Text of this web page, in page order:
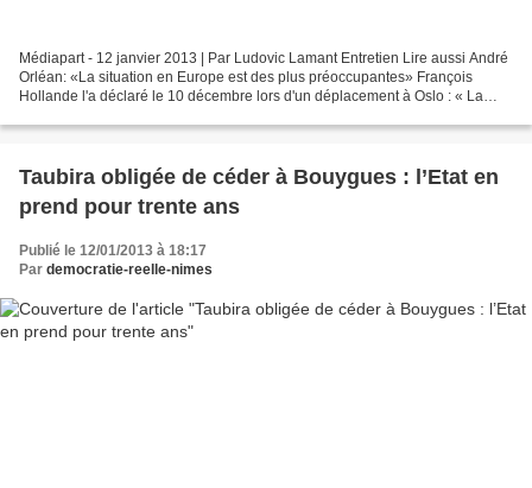
Médiapart - 12 janvier 2013 | Par Ludovic Lamant Entretien Lire aussi André
Orléan: «La situation en Europe est des plus préoccupantes» François
Hollande l'a déclaré le 10 décembre lors d'un déplacement à Oslo : « La
Taubira obligée de céder à Bouygues : l’Etat en
prend pour trente ans
Publié le 12/01/2013 à 18:17
Par democratie-reelle-nimes